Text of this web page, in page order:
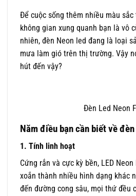
Để cuộc sống thêm nhiều màu
không gian xung quanh bạn là vô
nhiên, đèn Neon led đang là loại
mưa làm gió trên thị trường. Vậy
hút đến vậy?
Đèn Led Neon
Năm điều bạn cần biết về đèn
1. Tính linh hoạt
Cứng rắn và cực kỳ bền, LED
xoắn thành nhiều hình dạng khác
đến đường cong sâu, mọi thứ đều